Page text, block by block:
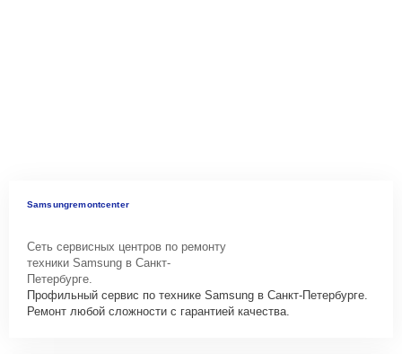
Samsungremontcenter
Сеть сервисных центров по ремонту
техники Samsung в Санкт-
Петербурге.
Профильный сервис по технике Samsung в Санкт-Петербурге.
Ремонт любой сложности с гарантией качества.